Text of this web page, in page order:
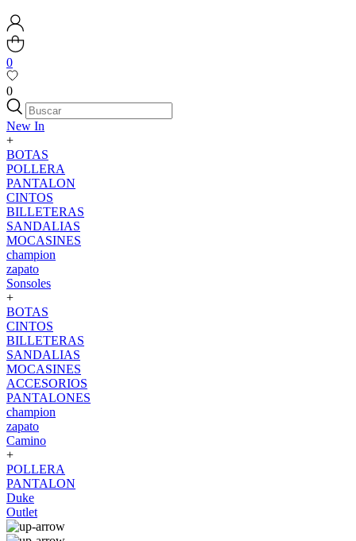
0
0
New In
+
BOTAS
POLLERA
PANTALON
CINTOS
BILLETERAS
SANDALIAS
MOCASINES
champion
zapato
Sonsoles
+
BOTAS
CINTOS
BILLETERAS
SANDALIAS
MOCASINES
ACCESORIOS
PANTALONES
champion
zapato
Camino
+
POLLERA
PANTALON
Duke
Outlet